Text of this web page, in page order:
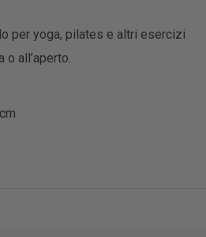
per yoga, pilates e altri esercizi
all’aperto.